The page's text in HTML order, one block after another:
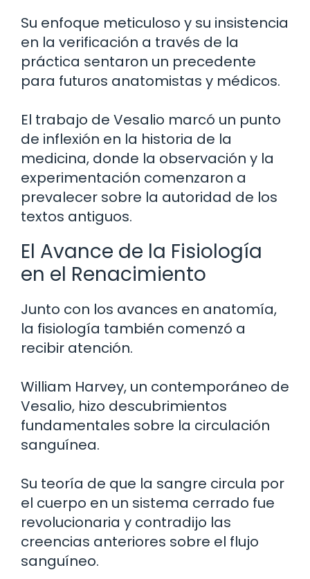
Su enfoque meticuloso y su insistencia
en la verificación a través de la
práctica sentaron un precedente
para futuros anatomistas y médicos.
El trabajo de Vesalio marcó un punto
de inflexión en la historia de la
medicina, donde la observación y la
experimentación comenzaron a
prevalecer sobre la autoridad de los
textos antiguos.
El Avance de la Fisiología
en el Renacimiento
Junto con los avances en anatomía,
la fisiología también comenzó a
recibir atención.
William Harvey, un contemporáneo de
Vesalio, hizo descubrimientos
fundamentales sobre la circulación
sanguínea.
Su teoría de que la sangre circula por
el cuerpo en un sistema cerrado fue
revolucionaria y contradijo las
creencias anteriores sobre el flujo
sanguíneo.